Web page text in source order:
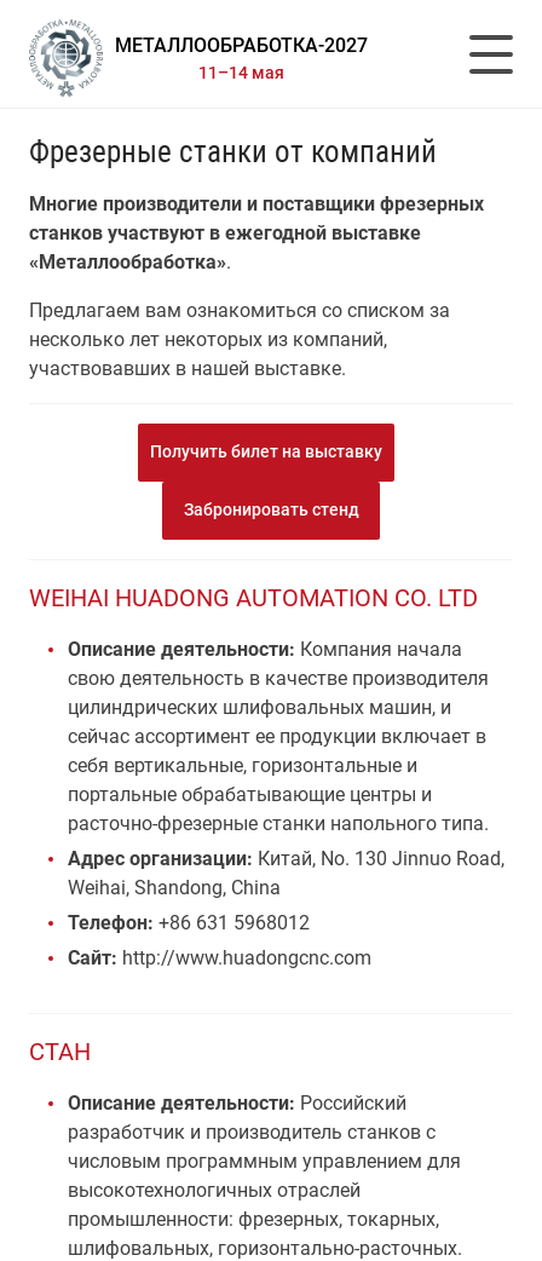
МЕТАЛЛООБРАБОТКА-2027
11–14 мая
Фрезерные станки от компаний
Многие производители и поставщики фрезерных
станков участвуют в ежегодной выставке
«Металлообработка».
Предлагаем вам ознакомиться со списком за
несколько лет некоторых из компаний,
участвовавших в нашей выставке.
Получить билет на выставку
Забронировать стенд
WEIHAI HUADONG AUTOMATION CO. LTD
Описание деятельности: Компания начала
свою деятельность в качестве производителя
цилиндрических шлифовальных машин, и
сейчас ассортимент ее продукции включает в
себя вертикальные, горизонтальные и
портальные обрабатывающие центры и
расточно-фрезерные станки напольного типа.
Адрес организации: Китай, No. 130 Jinnuo Road,
Weihai, Shandong, China
Телефон: +86 631 5968012
Сайт: http://www.huadongcnc.com
СТАН
Описание деятельности: Российский
разработчик и производитель станков с
числовым программным управлением для
высокотехнологичных отраслей
промышленности: фрезерных, токарных,
шлифовальных, горизонтально-расточных.